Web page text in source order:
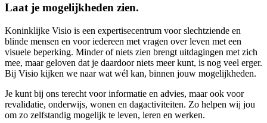
Laat je mogelijkheden zien.
Koninklijke Visio is een expertisecentrum voor slechtziende en
blinde mensen en voor iedereen met vragen over leven met een
visuele beperking. Minder of niets zien brengt uitdagingen met zich
mee, maar geloven dat je daardoor niets meer kunt, is nog veel erger.
Bij Visio kijken we naar wat wél kan, binnen jouw mogelijkheden.
Je kunt bij ons terecht voor informatie en advies, maar ook voor
revalidatie, onderwijs, wonen en dagactiviteiten. Zo helpen wij jou
om zo zelfstandig mogelijk te leven, leren en werken.